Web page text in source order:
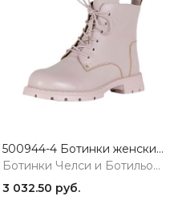
500944-4 Ботинки женские TOFA
Ботинки Челси и Ботильоны
3 032.50 руб.